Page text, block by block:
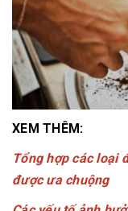
XEM THÊM:
Tổng hợp các loại
được ưa chuộng